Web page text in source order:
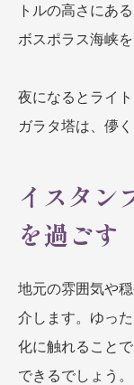
トルの高さにあ
ボスポラス海峡
夜になるとライ
ガラタ塔は、儚
イスタン
を過ごす
地元の雰囲気や
介します。ゆっ
化に触れること
できるでしょう。